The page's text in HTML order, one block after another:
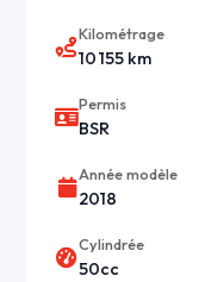
Kilométrage
10 155 km
Permis
BSR
Année modèle
2018
Cylindrée
50cc